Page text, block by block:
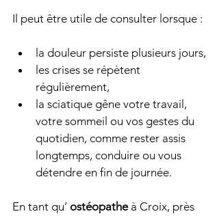
Il peut être utile de consulter lorsque :
la douleur persiste plusieurs jours,
les crises se répètent
régulièrement,
la sciatique gêne votre travail,
votre sommeil ou vos gestes du
quotidien, comme rester assis
longtemps, conduire ou vous
détendre en fin de journée.
En tant qu’ ostéopathe à Croix, près